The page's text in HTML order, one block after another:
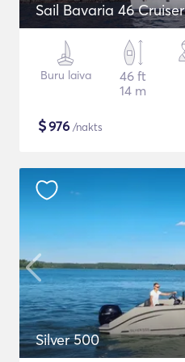
Sail Bavaria 46 Cruiser
Buru laiva
46 ft
14 m
$976 /nakts
Silver 500